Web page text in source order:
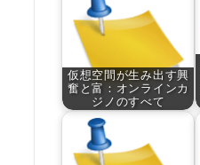
仮想空間が生み出す興
奮と富：オンラインカ
ジノのすべて